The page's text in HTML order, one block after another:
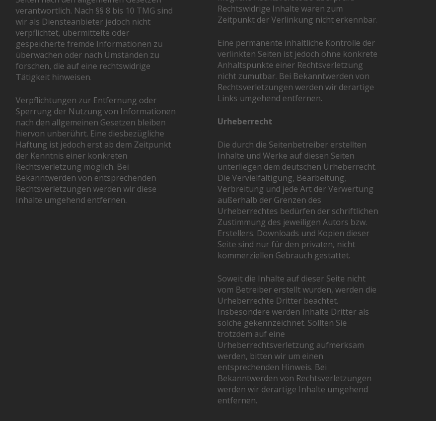
verantwortlich. Nach §§ 8 bis 10 TMG sind
wir als Diensteanbieter jedoch nicht
verpflichtet, übermittelte oder
gespeicherte fremde Informationen zu
überwachen oder nach Umständen zu
forschen, die auf eine rechtswidrige
Tätigkeit hinweisen.
Verpflichtungen zur Entfernung oder
Sperrung der Nutzung von Informationen
nach den allgemeinen Gesetzen bleiben
hiervon unberührt. Eine diesbezügliche
Haftung ist jedoch erst ab dem Zeitpunkt
der Kenntnis einer konkreten
Rechtsverletzung möglich. Bei
Bekanntwerden von entsprechenden
Rechtsverletzungen werden wir diese
Inhalte umgehend entfernen.
Rechtswidrige Inhalte waren zum
Zeitpunkt der Verlinkung nicht erkennbar.
Eine permanente inhaltliche Kontrolle der
verlinkten Seiten ist jedoch ohne konkrete
Anhaltspunkte einer Rechtsverletzung
nicht zumutbar. Bei Bekanntwerden von
Rechtsverletzungen werden wir derartige
Links umgehend entfernen.
Urheberrecht
Die durch die Seitenbetreiber erstellten
Inhalte und Werke auf diesen Seiten
unterliegen dem deutschen Urheberrecht.
Die Vervielfältigung, Bearbeitung,
Verbreitung und jede Art der Verwertung
außerhalb der Grenzen des
Urheberrechtes bedürfen der schriftlichen
Zustimmung des jeweiligen Autors bzw.
Erstellers. Downloads und Kopien dieser
Seite sind nur für den privaten, nicht
kommerziellen Gebrauch gestattet.
Soweit die Inhalte auf dieser Seite nicht
vom Betreiber erstellt wurden, werden die
Urheberrechte Dritter beachtet.
Insbesondere werden Inhalte Dritter als
solche gekennzeichnet. Sollten Sie
trotzdem auf eine
Urheberrechtsverletzung aufmerksam
werden, bitten wir um einen
entsprechenden Hinweis. Bei
Bekanntwerden von Rechtsverletzungen
werden wir derartige Inhalte umgehend
entfernen.